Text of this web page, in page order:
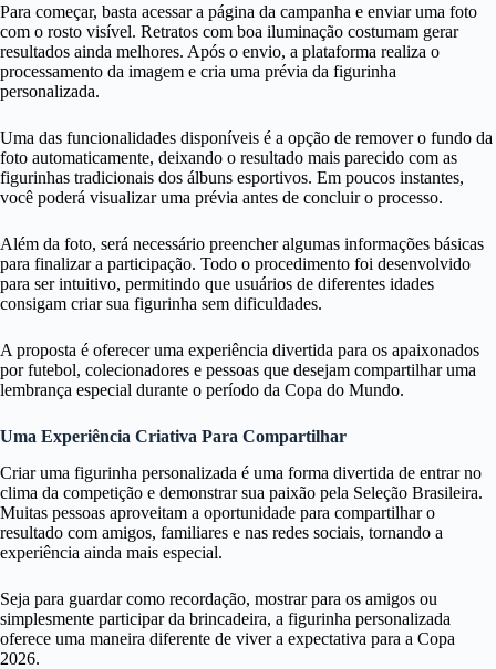
Para começar, basta acessar a página da campanha e enviar uma foto
com o rosto visível. Retratos com boa iluminação costumam gerar
resultados ainda melhores. Após o envio, a plataforma realiza o
processamento da imagem e cria uma prévia da figurinha
personalizada.
Uma das funcionalidades disponíveis é a opção de remover o fundo da
foto automaticamente, deixando o resultado mais parecido com as
figurinhas tradicionais dos álbuns esportivos. Em poucos instantes,
você poderá visualizar uma prévia antes de concluir o processo.
Além da foto, será necessário preencher algumas informações básicas
para finalizar a participação. Todo o procedimento foi desenvolvido
para ser intuitivo, permitindo que usuários de diferentes idades
consigam criar sua figurinha sem dificuldades.
A proposta é oferecer uma experiência divertida para os apaixonados
por futebol, colecionadores e pessoas que desejam compartilhar uma
lembrança especial durante o período da Copa do Mundo.
Uma Experiência Criativa Para Compartilhar
Criar uma figurinha personalizada é uma forma divertida de entrar no
clima da competição e demonstrar sua paixão pela Seleção Brasileira.
Muitas pessoas aproveitam a oportunidade para compartilhar o
resultado com amigos, familiares e nas redes sociais, tornando a
experiência ainda mais especial.
Seja para guardar como recordação, mostrar para os amigos ou
simplesmente participar da brincadeira, a figurinha personalizada
oferece uma maneira diferente de viver a expectativa para a Copa
2026.